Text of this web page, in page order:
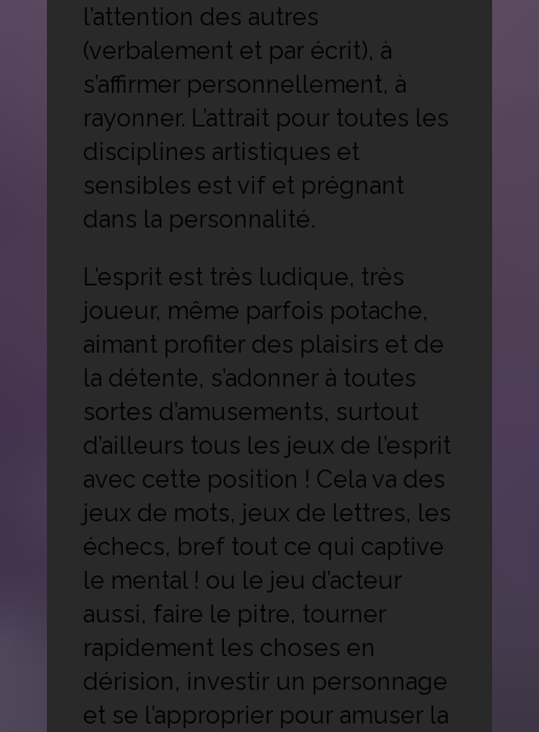
l’attention des autres
(verbalement et par écrit), à
s’affirmer personnellement, à
rayonner. L’attrait pour toutes les
disciplines artistiques et
sensibles est vif et prégnant
dans la personnalité.
L’esprit est très ludique, très
joueur, même parfois potache,
aimant profiter des plaisirs et de
la détente, s’adonner à toutes
sortes d’amusements, surtout
d’ailleurs tous les jeux de l’esprit
avec cette position ! Cela va des
jeux de mots, jeux de lettres, les
échecs, bref tout ce qui captive
le mental ! ou le jeu d’acteur
aussi, faire le pitre, tourner
rapidement les choses en
dérision, investir un personnage
et se l’approprier pour amuser la